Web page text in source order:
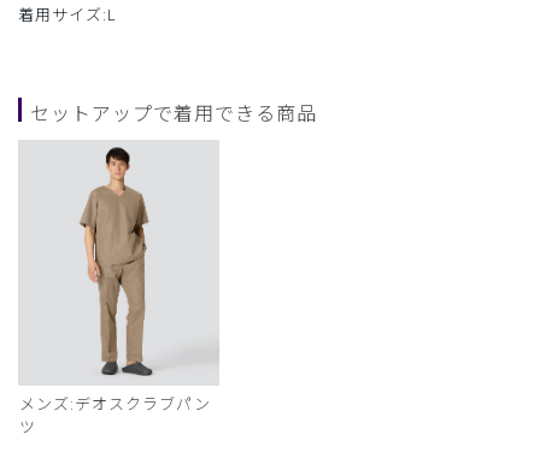
着用サイズ:L
セットアップで着用できる商品
メンズ:デオスクラブパン
ツ